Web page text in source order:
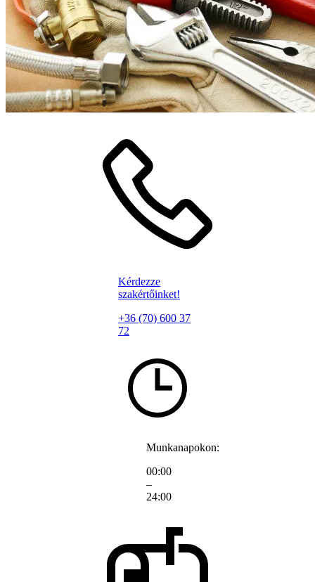
Kérdezze
szakértőinket!
+36 (70) 600 37
72
Munkanapokon:
00:00
–
24:00